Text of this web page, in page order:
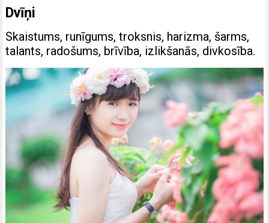
Dvīņi
Skaistums, runīgums, troksnis, harizma, šarms,
talants, radošums, brīvība, izlikšanās, divkosība.